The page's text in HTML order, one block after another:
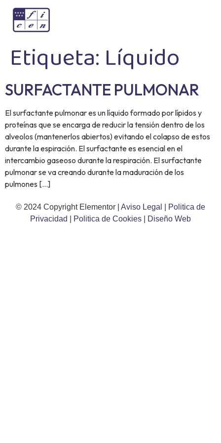
Etiqueta: Líquido
SURFACTANTE PULMONAR
El surfactante pulmonar es un líquido formado por lípidos y
proteínas que se encarga de reducir la tensión dentro de los
alveolos (mantenerlos abiertos) evitando el colapso de estos
durante la espiración. El surfactante es esencial en el
intercambio gaseoso durante la respiración. El surfactante
pulmonar se va creando durante la maduración de los
pulmones […]
© 2024 Copyright Elementor | Aviso Legal
Politica de
Privacidad
Politica de Cookies Diseño Web